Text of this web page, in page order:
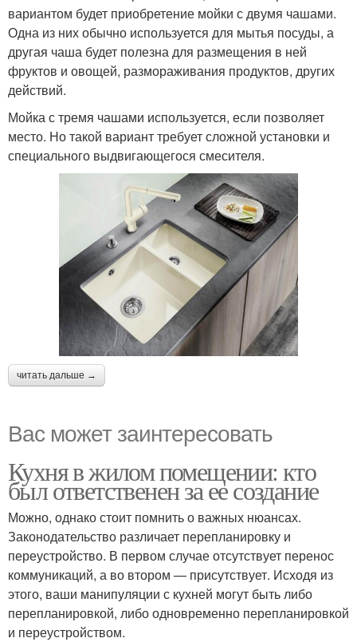
вариантом будет приобретение мойки с двумя чашами.
Одна из них обычно используется для мытья посуды, а
другая чаша будет полезна для размещения в ней
фруктов и овощей, размораживания продуктов, других
действий.
Мойка с тремя чашами используется, если позволяет
место. Но такой вариант требует сложной установки и
специального выдвигающегося смесителя.
читать дальше →
Вас может заинтересовать
Кухня в жилом помещении: кто
был ответственен за ее создание
Можно, однако стоит помнить о важных нюансах.
Законодательство различает перепланировку и
переустройство. В первом случае отсутствует перенос
коммуникаций, а во втором — присутствует. Исходя из
этого, ваши манипуляции с кухней могут быть либо
перепланировкой, либо одновременно перепланировкой
и переустройством.